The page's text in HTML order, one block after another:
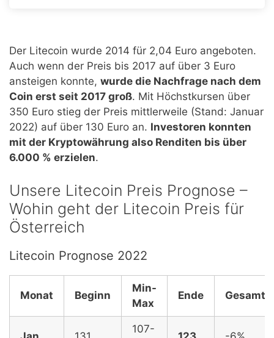
Der Litecoin wurde 2014 für 2,04 Euro angeboten.
Auch wenn der Preis bis 2017 auf über 3 Euro
ansteigen konnte, wurde die Nachfrage nach dem
Coin erst seit 2017 groß. Mit Höchstkursen über
350 Euro stieg der Preis mittlerweile (Stand: Januar
2022) auf über 130 Euro an. Investoren konnten
mit der Kryptowährung also Renditen bis über
6.000 % erzielen.
Unsere Litecoin Preis Prognose –
Wohin geht der Litecoin Preis für
Österreich
Litecoin Prognose 2022
Monat Beginn
Min-
Max
Ende
107-